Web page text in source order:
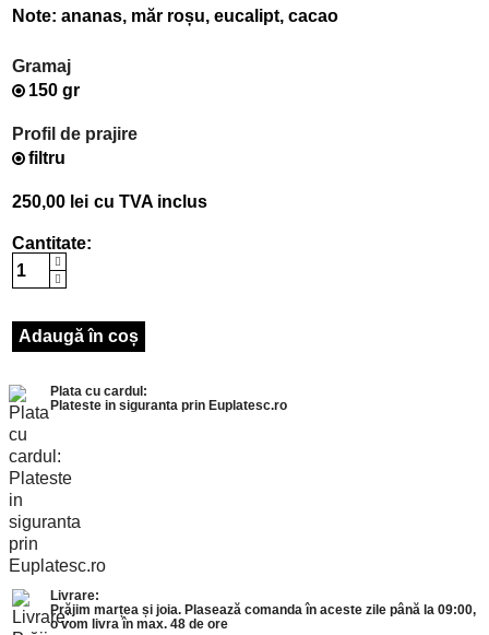
Note: ananas, măr roșu, eucalipt, cacao
Gramaj
150 gr
Profil de prajire
filtru
250,00 lei cu TVA inclus
Cantitate:
Adaugă în coș
Plata cu cardul:
Plateste in siguranta prin Euplatesc.ro
Livrare:
Prăjim marțea și joia. Plasează comanda în aceste zile până la 09:00,
o vom livra în max. 48 de ore